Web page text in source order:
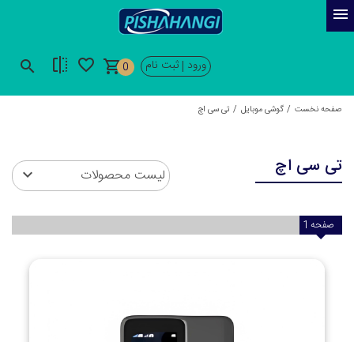
0 ورود |ثبت نام
صفحه نخست گوشی موبایل تی سی اچ
تی سی اچ لیست محصولات
صفحه 1